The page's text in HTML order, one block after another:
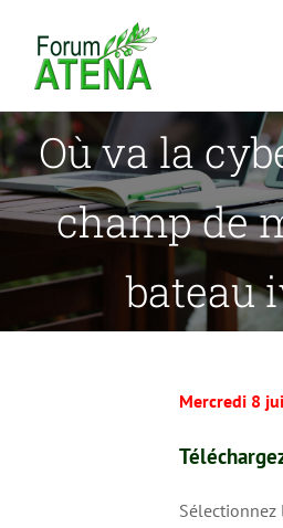
contenu
Où va la
champ de
bateau
Mercredi 8
Sélectionnez